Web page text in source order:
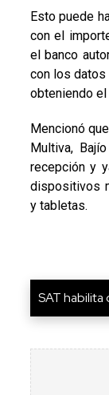
Esto puede
con el
el banco
con los datos
obteniendo
Mencionó
Multiva,
recepción y
dispositivos
y tabletas.
SAT habilita